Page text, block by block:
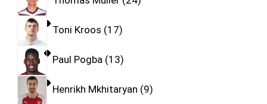
Toni Kroos 17
Paul Pogba 13
Henrikh Mkhitaryan 9